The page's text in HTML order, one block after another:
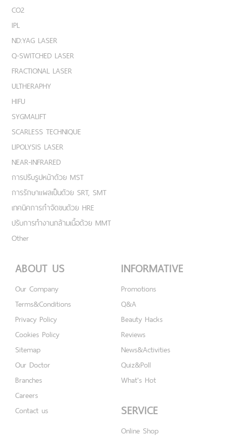
CO2
IPL
ND:YAG LASER
Q-SWITCHED LASER
FRACTIONAL LASER
ULTHERAPHY
HIFU
SYGMALIFT
SCARLESS TECHNIQUE
LIPOLYSIS LASER
NEAR-INFRARED
การปรับรูปหน้าด้วย MST
การรักษาแผลเป็นด้วย SRT, SMT
เทคนิคการกำจัดขนด้วย HRE
ปรับการทำงานกล้ามเนื้อด้วย MMT
Other
ABOUT US
Our Company
Terms&Conditions
Privacy Policy
Cookies Policy
Sitemap
Our Doctor
Branches
Careers
Contact us
INFORMATIVE
Promotions
Q&A
Beauty Hacks
Reviews
News&Activities
Quiz&Poll
What's Hot
SERVICE
Online Shop